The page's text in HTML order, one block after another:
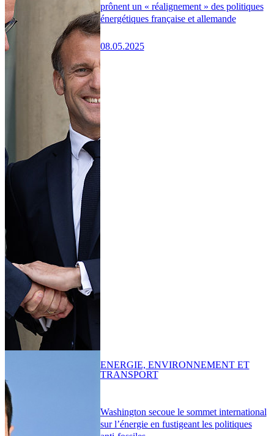
prônent un « réalignement » des politiques
énergétiques française et allemande
08.05.2025
Washington secoue le sommet international
sur l’énergie en fustigeant les politiques
ENERGIE, ENVIRONNEMENT ET
TRANSPORT